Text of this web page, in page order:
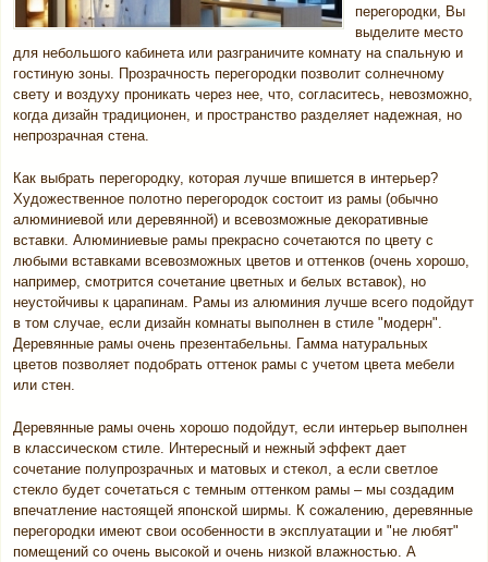
перегородки, Вы
выделите место
для небольшого кабинета или разграничите комнату на спальную и
гостиную зоны. Прозрачность перегородки позволит солнечному
свету и воздуху проникать через нее, что, согласитесь, невозможно,
когда дизайн традиционен, и пространство разделяет надежная, но
непрозрачная стена.
Как выбрать перегородку, которая лучше впишется в интерьер?
Художественное полотно перегородок состоит из рамы (обычно
алюминиевой или деревянной) и всевозможные декоративные
вставки. Алюминиевые рамы прекрасно сочетаются по цвету с
любыми вставками всевозможных цветов и оттенков (очень хорошо,
например, смотрится сочетание цветных и белых вставок), но
неустойчивы к царапинам. Рамы из алюминия лучше всего подойдут
в том случае, если дизайн комнаты выполнен в стиле "модерн".
Деревянные рамы очень презентабельны. Гамма натуральных
цветов позволяет подобрать оттенок рамы с учетом цвета мебели
или стен.
Деревянные рамы очень хорошо подойдут, если интерьер выполнен
в классическом стиле. Интересный и нежный эффект дает
сочетание полупрозрачных и матовых и стекол, а если светлое
стекло будет сочетаться с темным оттенком рамы – мы создадим
впечатление настоящей японской ширмы. К сожалению, деревянные
перегородки имеют свои особенности в эксплуатации и "не любят"
помещений со очень высокой и очень низкой влажностью. А